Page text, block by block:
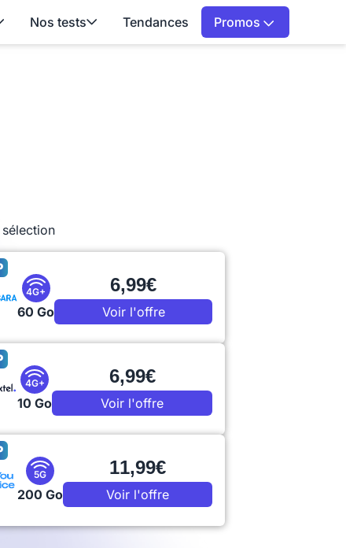
Nos tests Tendances Promos
4G+
60 Go
6,99€
Voir l'offre
4G+
10 Go
6,99€
Voir l'offre
5G
200 Go
11,99€
Voir l'offre